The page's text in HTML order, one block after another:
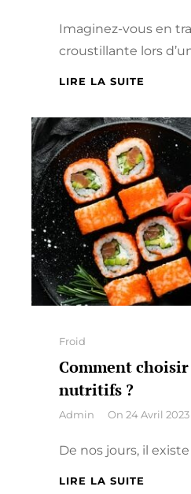
Imaginez-vous en
croustillante lors
LIRE LA SUITE
?
Categories
Froid
Comment
nutritifs ?
By
Admin On 24 Avril 2023
De nos jours, il
LIRE LA SUITE